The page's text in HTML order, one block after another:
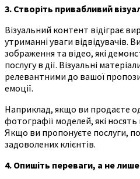
3. Створіть привабливий
Візуальний контент відіграє
утриманні уваги відвідувачів.
зображення та відео, які
послугу в дії. Візуальні
релевантними до вашої
емоції.
Наприклад, якщо ви продаєте
фотографії моделей, які носять
Якщо ви пропонуєте послуги,
задоволених клієнтів.
4. Опишіть переваги, а не